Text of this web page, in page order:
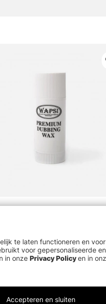
te laten functioneren en voor
voor gepersonaliseerde en
in onze Privacy Policy en in
Accepteren en sluiten